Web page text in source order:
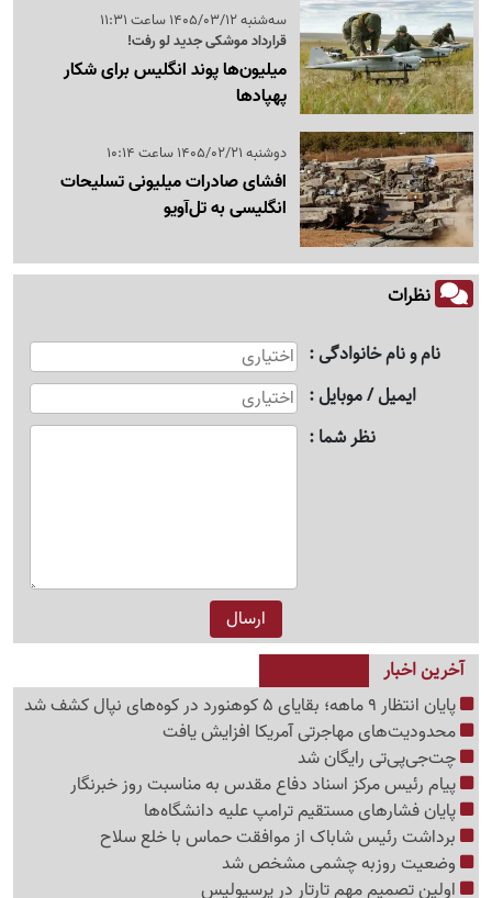
سه‌شنبه 1405/03/12 ساعت 11:31
قرارداد موشکی جدید لو رفت!
میلیون‌ها پوند انگلیس برای شکار
پهپادها
دوشنبه 1405/02/21 ساعت 10:14
افشای صادرات میلیونی تسلیحات
انگلیسی به تل‌آویو
نظرات
نام و نام خانوادگی
ایمیل / موبایل
نظر شما
آخرین اخبار
پایان انتظار 9 ماهه؛ بقایای 5 کوهنورد در کوه‌های نپال کشف شد
محدودیت‌های مهاجرتی آمریکا افزایش یافت
چت‌جی‌پی‌تی رایگان شد
پیام رئیس مرکز اسناد دفاع مقدس به مناسبت روز خبرنگار
پایان فشارهای مستقیم ترامپ علیه دانشگاه‌ها
برداشت رئیس شاباک از موافقت حماس با خلع سلاح
وضعیت روزبه چشمی مشخص شد
اولین تصمیم مهم تارتار در پرسپولیس